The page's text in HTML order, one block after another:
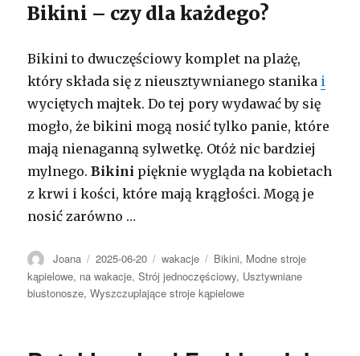
Bikini – czy dla każdego?
Bikini to dwuczęściowy komplet na plażę,
który składa się z nieusztywnianego stanika i
wyciętych majtek. Do tej pory wydawać by się
mogło, że bikini mogą nosić tylko panie, które
mają nienaganną sylwetkę. Otóż nic bardziej
mylnego.Bikini pięknie wygląda na kobietach
z krwi i kości, które mają krągłości. Mogą je
nosić zarówno …
Autor
Joana Opublikowano
2025-06-20 Kategorie
wakacje Tagi
Bikini, Modne stroje
kąpielowe, na wakacje,Strój jednoczęściowy, Usztywniane
biustonosze,Wyszczuplające stroje kąpielowe